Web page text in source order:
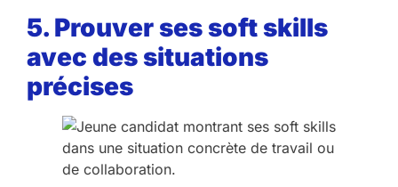
5. Prouver ses soft skills
avec des situations
précises